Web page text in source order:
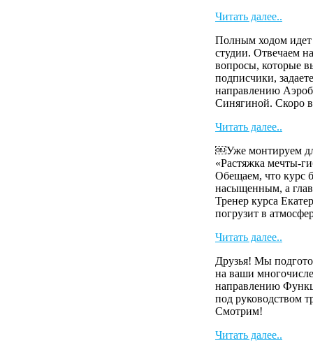
Читать далее..
Полным ходом идет
студии. Отвечаем
вопросы, которые
подписчики,
направлению
Синягиной. Скоро
Читать далее..
￼Уже монтируем
«Растяжка мечты-
Обещаем, что курс
насыщенным, а
Тренер курса
погрузит в
Читать далее..
Друзья! Мы
на ваши
направлению
под руководством
Смотрим!
Читать далее..